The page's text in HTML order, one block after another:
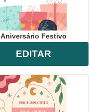
Aniversário Festivo
EDITAR